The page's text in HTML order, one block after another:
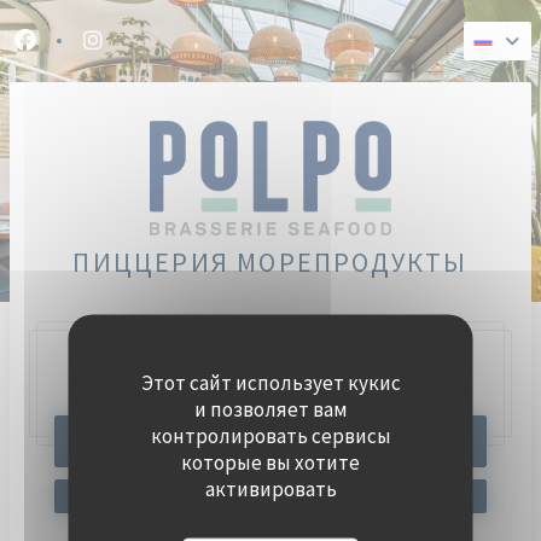
Панель управления cookies
Этот сайт использует кукис
и позволяет вам
контролировать сервисы
которые вы хотите
активировать
Facebook ((открывается в новом окне))
Instagram ((открывается в новом окне))
ПИЦЦЕРИЯ МОРЕПРОДУКТЫ
47, Quai Charles Pasqua,92300 Levallois-Perret
ЗАБРОНИРОВАТЬ СТОЛИК